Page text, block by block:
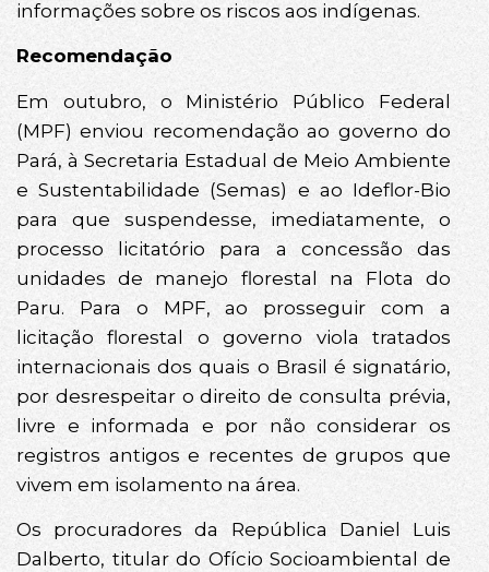
informações sobre os riscos aos indígenas.
Recomendação
Em outubro, o Ministério Público Federal
(MPF) enviou recomendação ao governo do
Pará, à Secretaria Estadual de Meio Ambiente
e Sustentabilidade (Semas) e ao Ideflor-Bio
para que suspendesse, imediatamente, o
processo licitatório para a concessão das
unidades de manejo florestal na Flota do
Paru. Para o MPF, ao prosseguir com a
licitação florestal o governo viola tratados
internacionais dos quais o Brasil é signatário,
por desrespeitar o direito de consulta prévia,
livre e informada e por não considerar os
registros antigos e recentes de grupos que
vivem em isolamento na área.
Os procuradores da República Daniel Luis
Dalberto, titular do Ofício Socioambiental de